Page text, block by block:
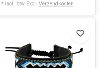
* Incl. btw Excl. Verzendkosten